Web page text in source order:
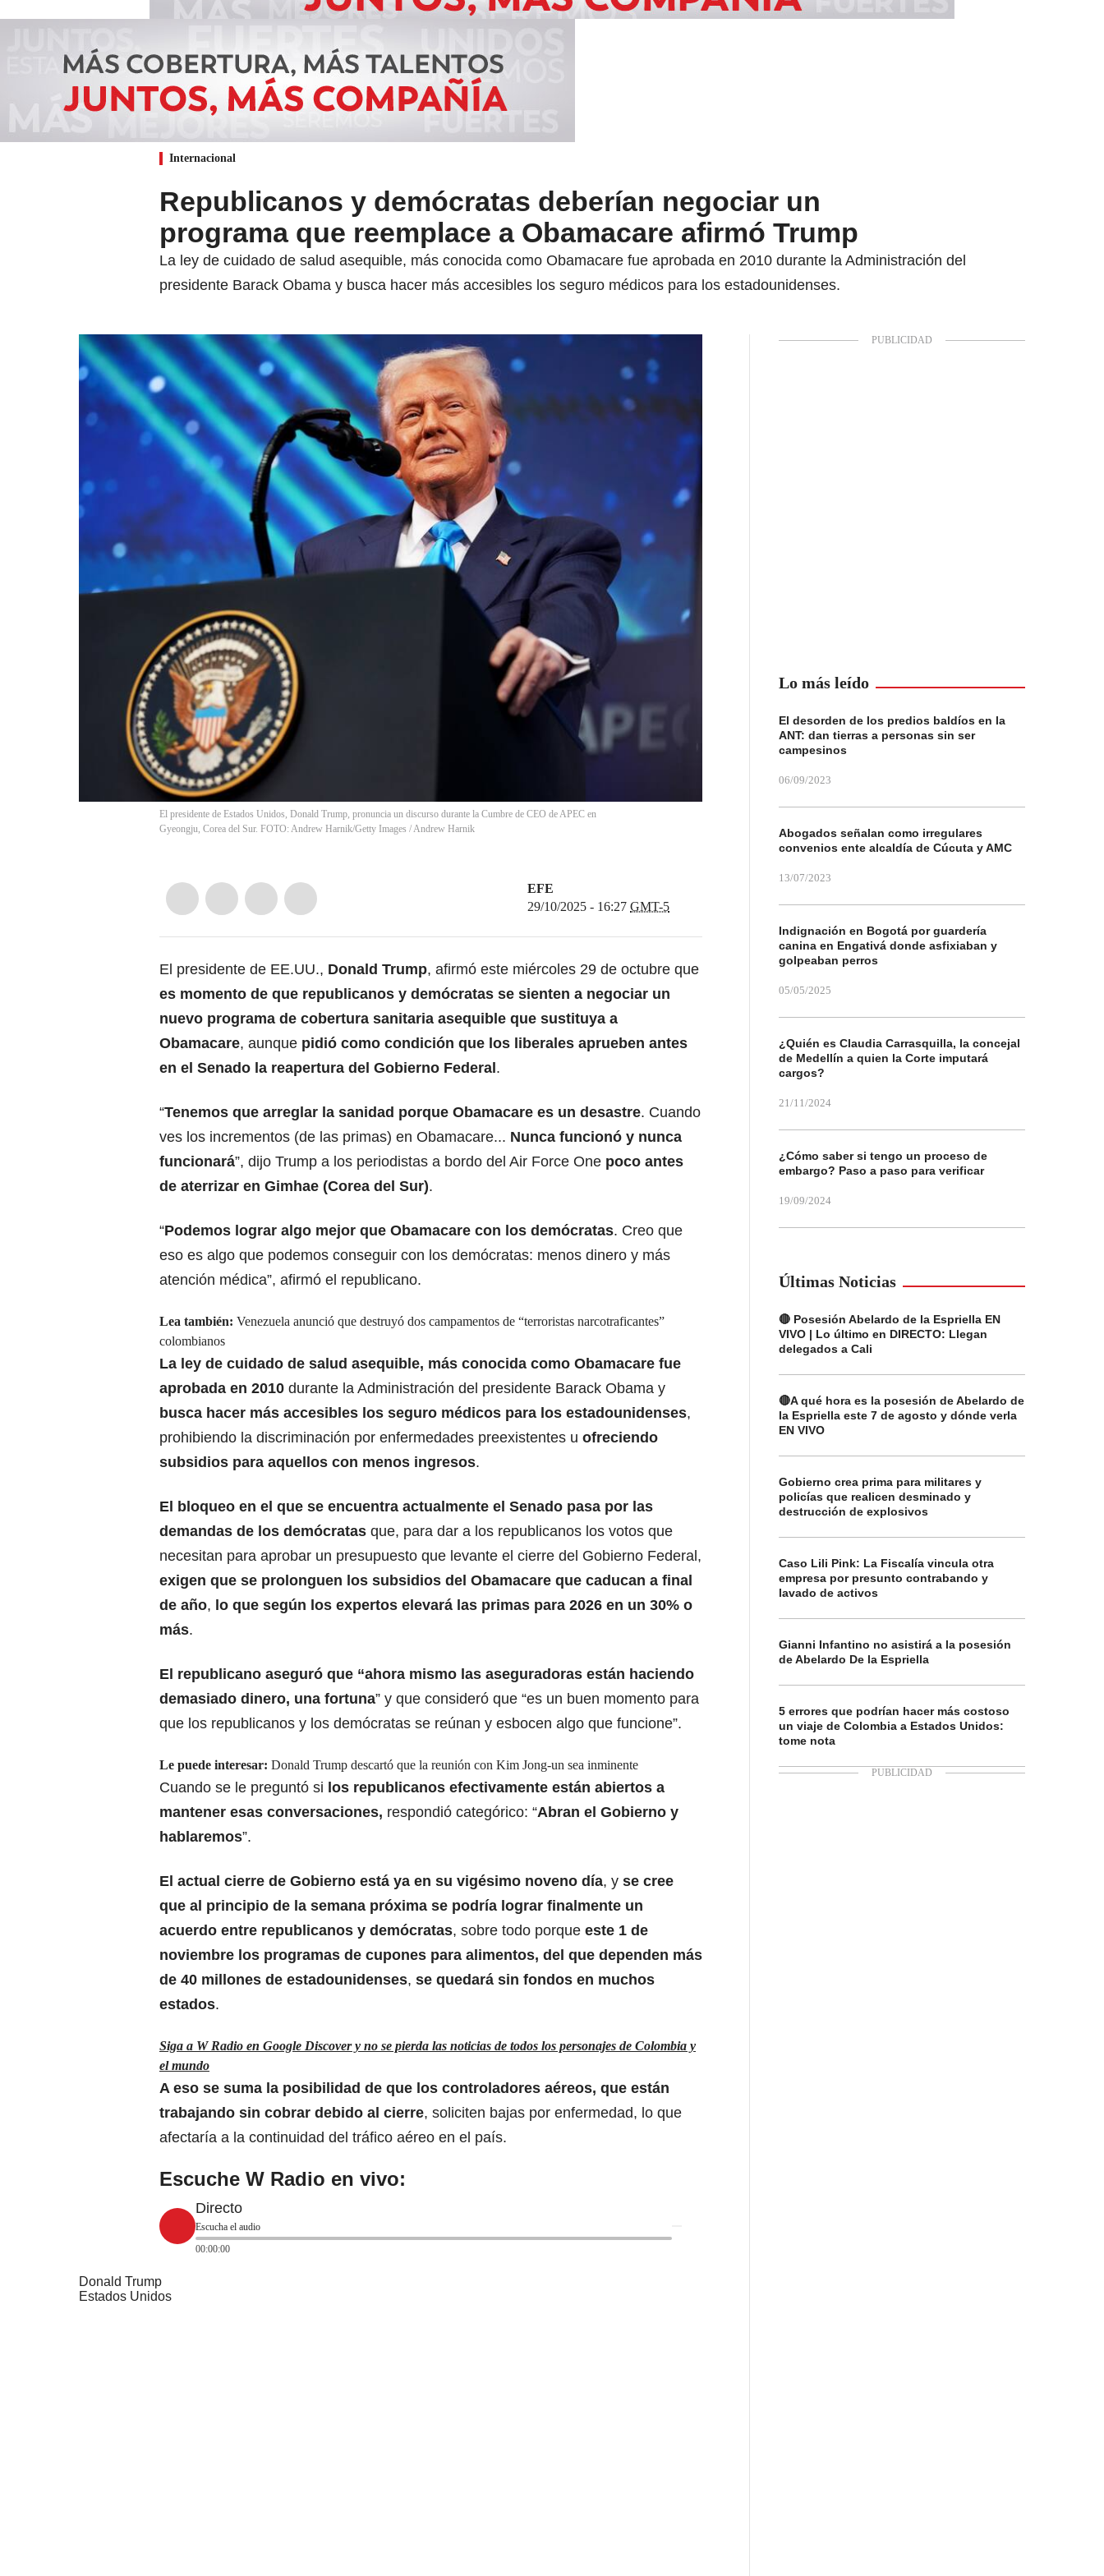
Internacional
Republicanos y demócratas deberían negociar un
programa que reemplace a Obamacare afirmó Trump
La ley de cuidado de salud asequible, más conocida como Obamacare fue aprobada en 2010 durante la Administración del
presidente Barack Obama y busca hacer más accesibles los seguro médicos para los estadounidenses.
El presidente de Estados Unidos, Donald Trump, pronuncia un discurso durante la Cumbre de CEO de APEC en
Gyeongju, Corea del Sur. FOTO: Andrew Harnik/Getty Images /Andrew Harnik
EFE
29/10/2025 - 16:27 GMT-5
El presidente de EE.UU., Donald Trump, afirmó este miércoles 29 de octubre que
es momento de que republicanos y demócratas se sienten a negociar un
nuevo programa de cobertura sanitaria asequible que sustituya a
Obamacare, aunque pidió como condición que los liberales aprueben antes
en el Senado la reapertura del Gobierno Federal .
“Tenemos que arreglar la sanidad porque Obamacare es un desastre. Cuando
ves los incrementos (de las primas) en Obamacare... Nunca funcionó y nunca
funcionará”, dijo Trump a los periodistas a bordo del Air Force One poco antes
de aterrizar en Gimhae (Corea del Sur).
“Podemos lograr algo mejor que Obamacare con los demócratas. Creo que
eso es algo que podemos conseguir con los demócratas: menos dinero y más
atención médica”, afirmó el republicano.
Lea también: Venezuela anunció que destruyó dos campamentos de “terroristas narcotraficantes”
colombianos
La ley de cuidado de salud asequible, más conocida como Obamacare fue
aprobada en 2010 durante la Administración del presidente Barack Obama y
busca hacer más accesibles los seguro médicos para los estadounidenses,
prohibiendo la discriminación por enfermedades preexistentes u ofreciendo
subsidios para aquellos con menos ingresos.
El bloqueo en el que se encuentra actualmente el Senado pasa por las
demandas de los demócratas que, para dar a los republicanos los votos que
necesitan para aprobar un presupuesto que levante el cierre del Gobierno Federal,
exigen que se prolonguen los subsidios del Obamacare que caducan a final
de año, lo que según los expertos elevará las primas para 2026 en un 30% o
más.
El republicano aseguró que “ahora mismo las aseguradoras están haciendo
demasiado dinero, una fortuna” y que consideró que “es un buen momento para
que los republicanos y los demócratas se reúnan y esbocen algo que funcione”.
Le puede interesar: Donald Trump descartó que la reunión con Kim Jong-un sea inminente
Cuando se le preguntó si los republicanos efectivamente están abiertos a
mantener esas conversaciones, respondió categórico: “Abran el Gobierno y
hablaremos”.
El actual cierre de Gobierno está ya en su vigésimo noveno día, y se cree
que al principio de la semana próxima se podría lograr finalmente un
acuerdo entre republicanos y demócratas, sobre todo porque este 1 de
noviembre los programas de cupones para alimentos, del que dependen más
de 40 millones de estadounidenses, se quedará sin fondos en muchos
estados.
Siga a W Radio en Google Discover y no se pierda las noticias de todos los personajes de Colombia y
el mundo
A eso se suma la posibilidad de que los controladores aéreos, que están
trabajando sin cobrar debido al cierre, soliciten bajas por enfermedad, lo que
afectaría a la continuidad del tráfico aéreo en el país.
Escuche W Radio en vivo:
Directo
Escucha el audio
00:00:00
Donald Trump
Estados Unidos
Lo más leído
El desorden de los predios baldíos en la
ANT: dan tierras a personas sin ser
campesinos
06/09/2023
Abogados señalan como irregulares
convenios ente alcaldía de Cúcuta y AMC
13/07/2023
Indignación en Bogotá por guardería
canina en Engativá donde asfixiaban y
golpeaban perros
05/05/2025
¿Quién es Claudia Carrasquilla, la concejal
de Medellín a quien la Corte imputará
cargos?
21/11/2024
¿Cómo saber si tengo un proceso de
embargo? Paso a paso para verificar
19/09/2024
Últimas Noticias
🔴 Posesión Abelardo de la Espriella EN
VIVO | Lo último en DIRECTO: Llegan
delegados a Cali
🔴A qué hora es la posesión de Abelardo de
la Espriella este 7 de agosto y dónde verla
EN VIVO
Gobierno crea prima para militares y
policías que realicen desminado y
destrucción de explosivos
Caso Lili Pink: La Fiscalía vincula otra
empresa por presunto contrabando y
lavado de activos
Gianni Infantino no asistirá a la posesión
de Abelardo De la Espriella
5 errores que podrían hacer más costoso
un viaje de Colombia a Estados Unidos:
tome nota